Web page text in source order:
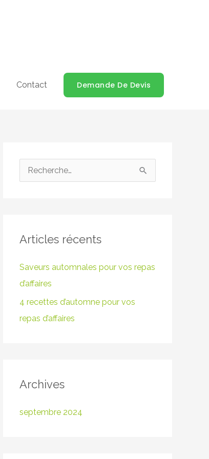
Contact Demande De Devis
e
c
h
e
r
Articles récents
Saveurs automnales pour vos repas
d’affaires
4 recettes d’automne pour vos
repas d’affaires
Archives
septembre 2024